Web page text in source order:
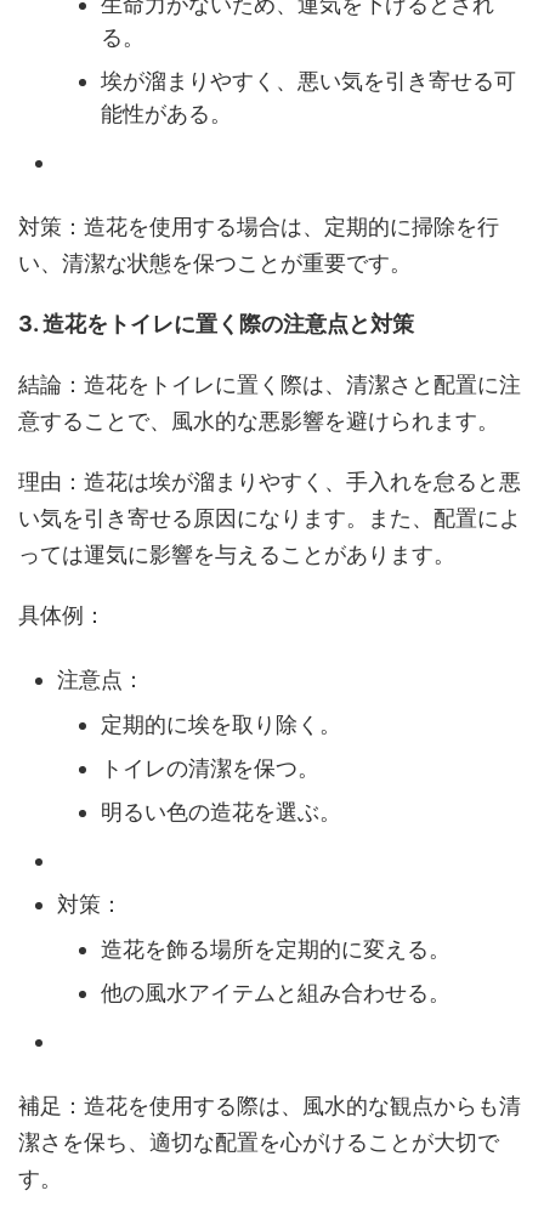
る。
埃が溜まりやすく、悪い気を引き寄せる可
能性がある。
対策：造花を使用する場合は、定期的に掃除を行
い、清潔な状態を保つことが重要です。
3. 造花をトイレに置く際の注意点と対策
結論：造花をトイレに置く際は、清潔さと配置に注
意することで、風水的な悪影響を避けられます。
理由：造花は埃が溜まりやすく、手入れを怠ると悪
い気を引き寄せる原因になります。また、配置によ
っては運気に影響を与えることがあります。
具体例：
注意点：
定期的に埃を取り除く。
トイレの清潔を保つ。
明るい色の造花を選ぶ。
対策：
造花を飾る場所を定期的に変える。
他の風水アイテムと組み合わせる。
補足：造花を使用する際は、風水的な観点からも清
潔さを保ち、適切な配置を心がけることが大切で
す。